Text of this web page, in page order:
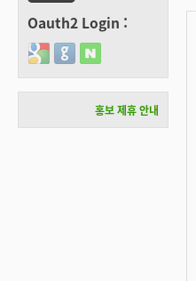
Oauth2 Login :
Login with Google
Login with GitHub
Login with Naver
홍보 제휴 안내